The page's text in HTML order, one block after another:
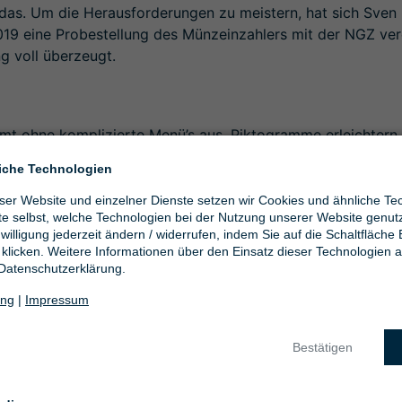
Um die Herausforderungen zu meistern, hat sich Sven
eine Probestellung des Münzeinzahlers mit der NGZ
voll überzeugt.
ohne komplizierte Menü’s aus. Piktogramme
in das System ein und erhalten im Gegenzug einen
als Wechselgeld verwenden. Oder Sie nutzen sie zur
.
Technologien
Website und einzelner Dienste setzen wir Cookies und ähnliche
selbst, welche Technologien bei der Nutzung unserer Website
jederzeit ändern / widerrufen, indem Sie auf die Schaltfläche
Weitere Informationen über den Einsatz dieser Technologien
| Impressum
Bestätigen